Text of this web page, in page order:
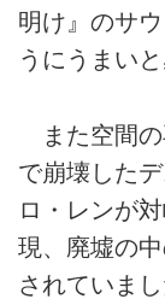
明け』のサ
うにうまい
また空間の
で崩壊した
ロ・レンが
現、廃墟の
されていま